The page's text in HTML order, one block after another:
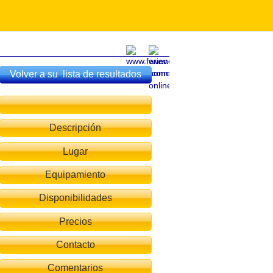
Volver a su lista de resultados
Descripción
Lugar
Equipamiento
Disponibilidades
Precios
Contacto
Comentarios